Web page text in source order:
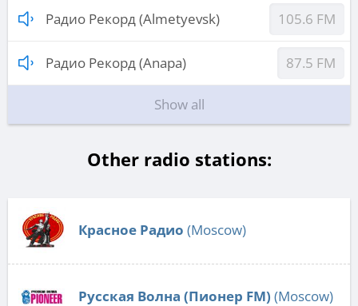
Радио Рекорд (Almetyevsk) 105.6 FM
Радио Рекорд (Anapa) 87.5 FM
Show all
Other radio stations:
Красное Радио (Moscow)
Русская Волна (Пионер FM) (Moscow)